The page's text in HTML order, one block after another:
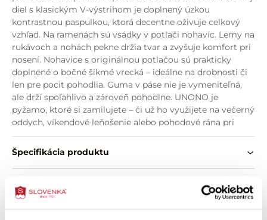
diel s klasickým V-výstrihom je doplnený úzkou
kontrastnou paspulkou, ktorá decentne oživuje celkový
vzhľad. Na ramenách sú vsádky v potlači nohavíc. Lemy na
rukávoch a nohách pekne držia tvar a zvyšuje komfort pri
nosení. Nohavice s originálnou potlačou sú prakticky
doplnené o bočné šikmé vrecká – ideálne na drobnosti či
len pre pocit pohodlia. Guma v páse nie je vymeniteľná,
ale drží spoľahlivo a zároveň pohodlne. UNONO je
pyžamo, ktoré si zamilujete – či už ho využijete na večerný
oddych, víkendové leňošenie alebo pohodové rána pri
káve.
Špecifikácia produktu
O zložení výrobku